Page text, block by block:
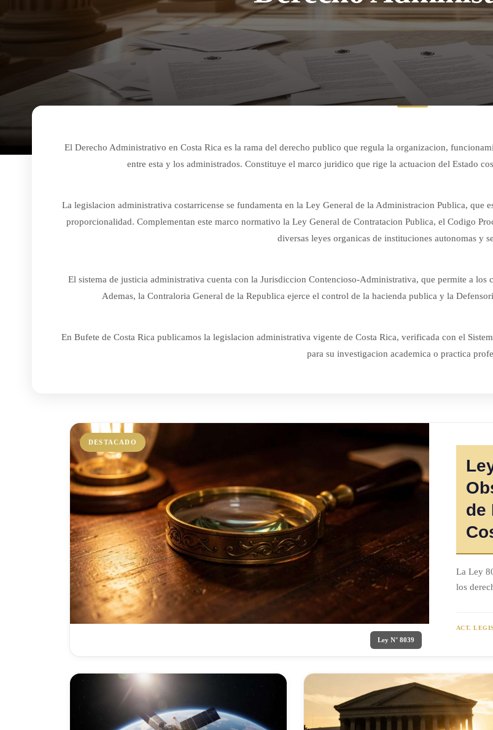
El Derecho Administrativo en Costa Rica es la rama del derecho publico que regula la organizacion,
entre esta y los administrados. Constituye el marco juridico que rige la actuacion del Estado
La legislacion administrativa costarricense se fundamenta en la Ley General de la Administracion Publica,
proporcionalidad. Complementan este marco normativo la Ley General de Contratacion Publica, el Codigo
diversas leyes organicas de instituciones autonomas y
El sistema de justicia administrativa cuenta con la Jurisdiccion Contencioso-Administrativa, que permite a
Ademas, la Contraloria General de la Republica ejerce el control de la hacienda publica y la
En Bufete de Costa Rica publicamos la legislacion administrativa vigente de Costa Rica, verificada con el
para su investigacion academica o practica
DESTACADO
Ley N° 8039
de
La Ley
los
ACT.